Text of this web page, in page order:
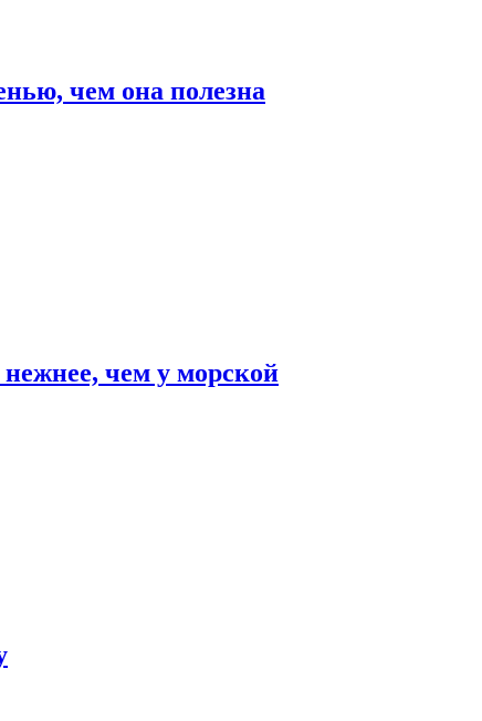
чем она полезна
чем у морской